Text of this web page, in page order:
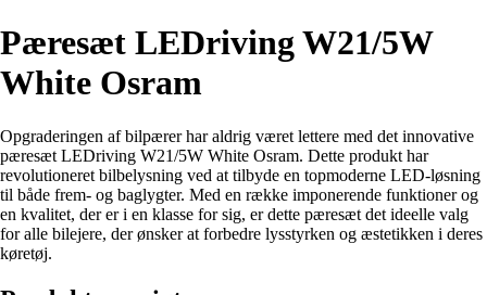
Pæresæt LEDriving W21/5W
White Osram
Opgraderingen af bilpærer har aldrig været lettere med det innovative
pæresæt LEDriving W21/5W White Osram. Dette produkt har
revolutioneret bilbelysning ved at tilbyde en topmoderne LED-løsning
til både frem- og baglygter. Med en række imponerende funktioner og
en kvalitet, der er i en klasse for sig, er dette pæresæt det ideelle valg
for alle bilejere, der ønsker at forbedre lysstyrken og æstetikken i deres
køretøj.